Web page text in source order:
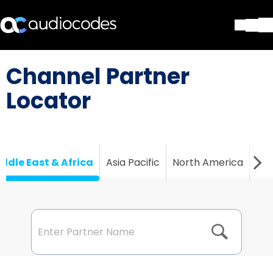
製品とアプリケーション
パートナー
サポートセンター
リソース・資料
お問い合わせ
配布リストに参加する
Channel Partner
Locator
East & Africa Asia Pacific North America